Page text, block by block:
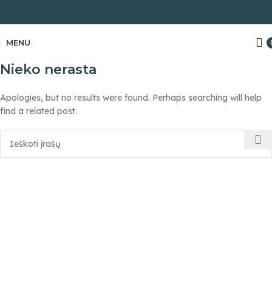
MENU
Nieko nerasta
Apologies, but no results were found. Perhaps searching will help
find a related post.